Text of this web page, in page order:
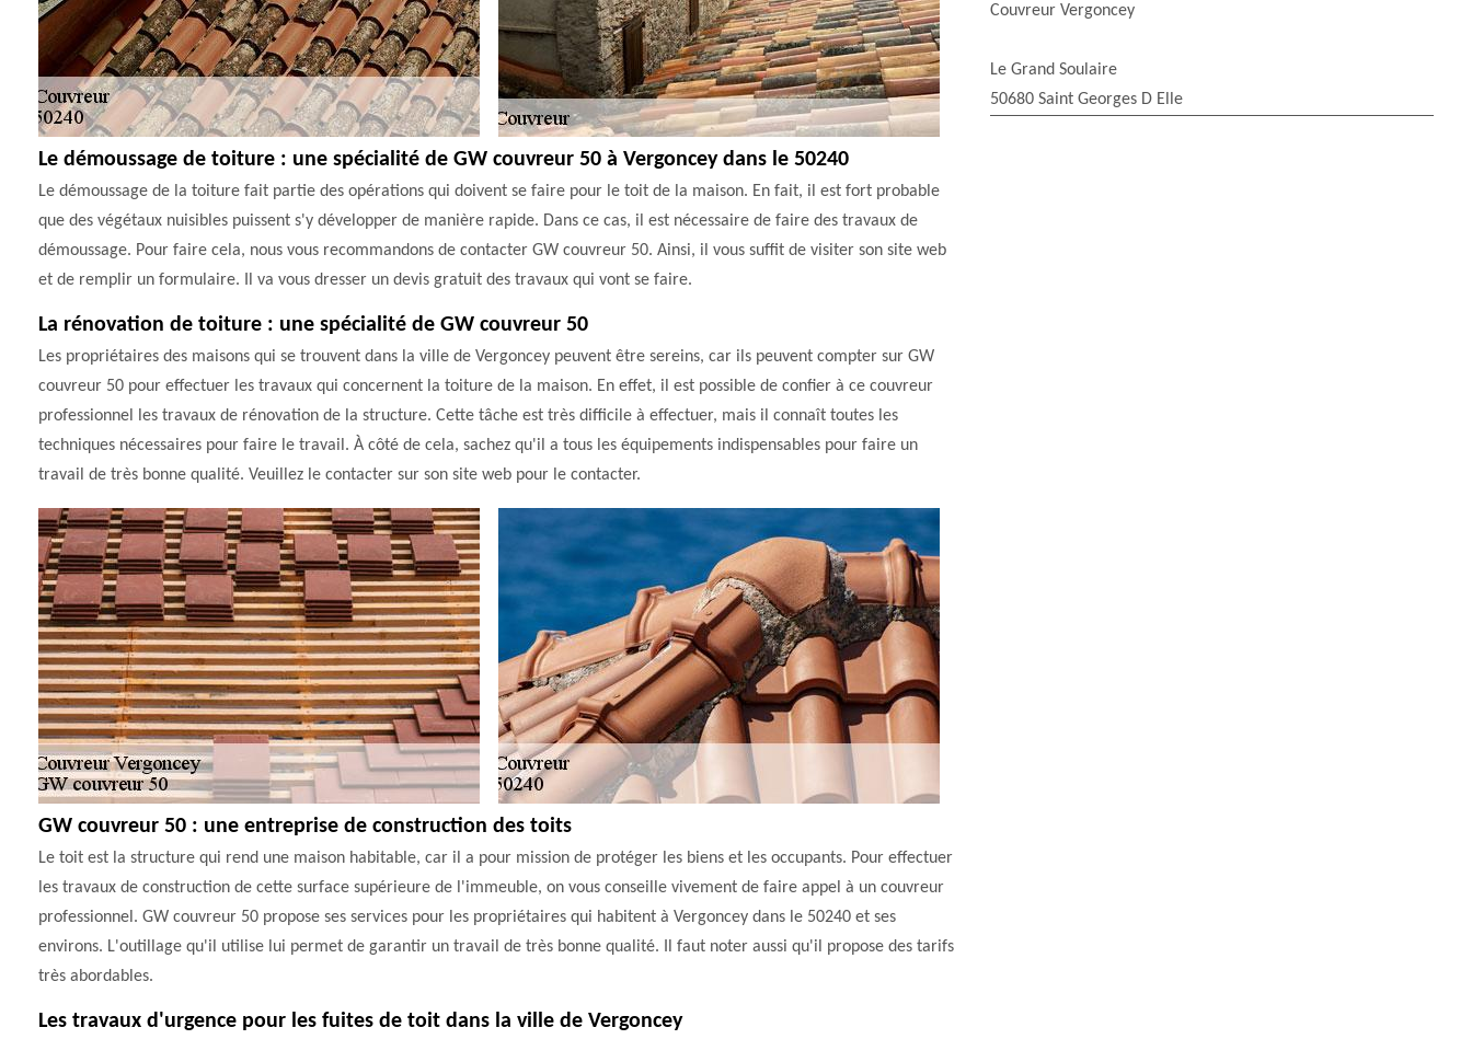
Le démoussage de toiture : une spécialité de GW couvreur 50 à Vergoncey dans le 50240
Le démoussage de la toiture fait partie des opérations qui doivent se faire pour le toit de la maison. En fait, il est fort probable
que des végétaux nuisibles puissent s'y développer de manière rapide. Dans ce cas, il est nécessaire de faire des travaux de
démoussage. Pour faire cela, nous vous recommandons de contacter GW couvreur 50. Ainsi, il vous suffit de visiter son site web
et de remplir un formulaire. Il va vous dresser un devis gratuit des travaux qui vont se faire.
La rénovation de toiture : une spécialité de GW couvreur 50
Les propriétaires des maisons qui se trouvent dans la ville de Vergoncey peuvent être sereins, car ils peuvent compter sur GW
couvreur 50 pour effectuer les travaux qui concernent la toiture de la maison. En effet, il est possible de confier à ce couvreur
professionnel les travaux de rénovation de la structure. Cette tâche est très difficile à effectuer, mais il connaît toutes les
techniques nécessaires pour faire le travail. À côté de cela, sachez qu'il a tous les équipements indispensables pour faire un
travail de très bonne qualité. Veuillez le contacter sur son site web pour le contacter.
GW couvreur 50 : une entreprise de construction des toits
Le toit est la structure qui rend une maison habitable, car il a pour mission de protéger les biens et les occupants. Pour effectuer
les travaux de construction de cette surface supérieure de l'immeuble, on vous conseille vivement de faire appel à un couvreur
professionnel. GW couvreur 50 propose ses services pour les propriétaires qui habitent à Vergoncey dans le 50240 et ses
environs. L'outillage qu'il utilise lui permet de garantir un travail de très bonne qualité. Il faut noter aussi qu'il propose des tarifs
très abordables.
Les travaux d'urgence pour les fuites de toit dans la ville de Vergoncey
Couvreur Vergoncey
Le Grand Soulaire
50680 Saint Georges D Elle